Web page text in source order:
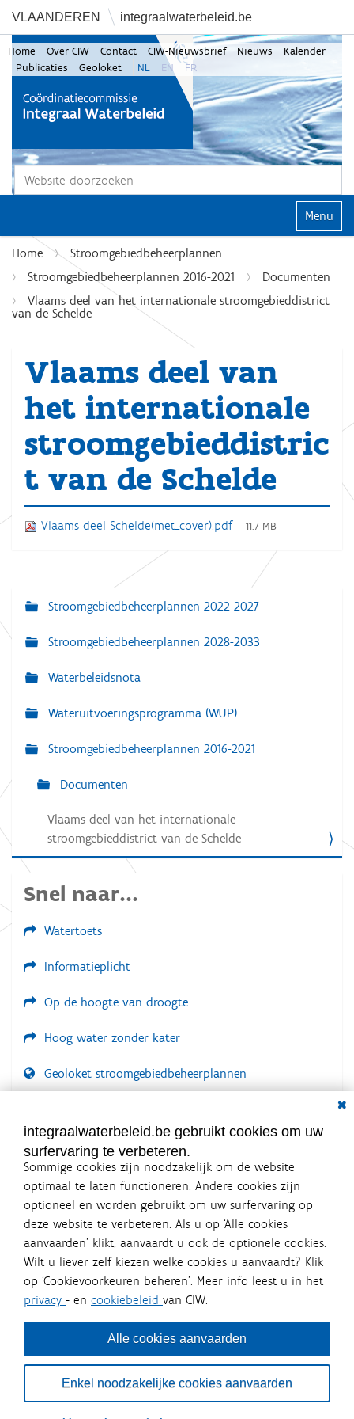
VLAANDEREN integraalwaterbeleid.be
Zoek
Home Over CIW Contact CIW-Nieuwsbrief Nieuws
Kalender
Publicaties
Geoloket NL EN FR
Klap
Home
Stroomgebiedbeheerplannen
Stroomgebiedbeheerplannen 2016-2021
Documenten
Vlaams deel van het internationale stroomgebieddistrict
van de Schelde
Vlaams deel van
het internationale
stroomgebieddistric
t van de Schelde
Vlaams deel Schelde(met_cover).pdf — 11.7 MB
N
a
i
g
t
Stroomgebiedbeheerplannen 2022-2027
Stroomgebiedbeheerplannen 2028-2033
Waterbeleidsnota
Wateruitvoeringsprogramma (WUP)
Stroomgebiedbeheerplannen 2016-2021
Documenten
Vlaams deel van het internationale
stroomgebieddistrict van de Schelde
Snel naar...
Watertoets
Informatieplicht
Op de hoogte van droogte
Hoog water zonder kater
Geoloket stroomgebiedbeheerplannen
LOGIN VEREIST
integraalwaterbeleid.be gebruikt cookies om uw
surfervaring te verbeteren.
Sommige cookies zijn noodzakelijk om de website
optimaal te laten functioneren. Andere cookies zijn
optioneel en worden gebruikt om uw surfervaring op
deze website te verbeteren. Als u op ‘Alle cookies
aanvaarden’ klikt, aanvaardt u ook de optionele cookies.
Wilt u liever zelf kiezen welke cookies u aanvaardt? Klik
op ‘Cookievoorkeuren beheren’. Meer info leest u in het
privacy - en cookiebeleid van CIW.
Alle cookies aanvaarden
Enkel noodzakelijke cookies aanvaarden
Integraalwaterbeleid.be is een
officiële website van de Vlaamse
overheid
uitgegeven door Coördinatiecommissie Integraal
Waterbeleid
De Coördinatiecommissie Integraal Waterbeleid (CIW) is een
bestuursniveaus die bij het waterbeleid betrokken zijn. Ook
waterbedrijven nemen deel aan het overleg. Deze
samenwerking zorgt voor een gecoördineerde en
geïntegreerde aanpak van het waterbeleid en waterbeheer
in Vlaanderen.